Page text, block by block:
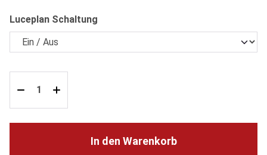
Luceplan Schaltung
In den Warenkorb